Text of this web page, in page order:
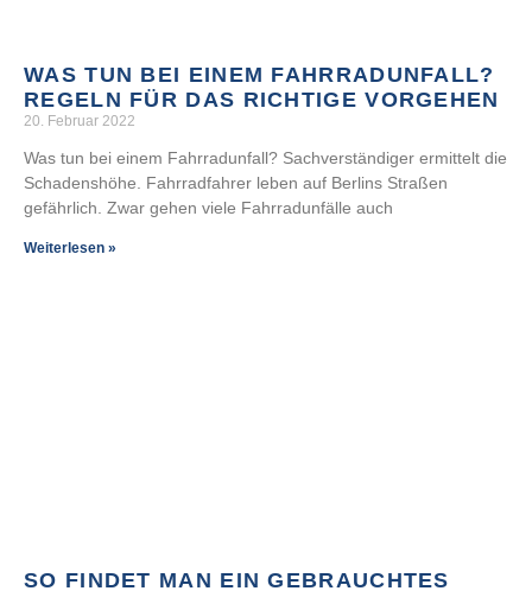
WAS TUN BEI EINEM FAHRRADUNFALL?
REGELN FÜR DAS RICHTIGE VORGEHEN
20. Februar 2022
Was tun bei einem Fahrradunfall? Sachverständiger ermittelt die
Schadenshöhe. Fahrradfahrer leben auf Berlins Straßen
gefährlich. Zwar gehen viele Fahrradunfälle auch
Weiterlesen »
SO FINDET MAN EIN GEBRAUCHTES